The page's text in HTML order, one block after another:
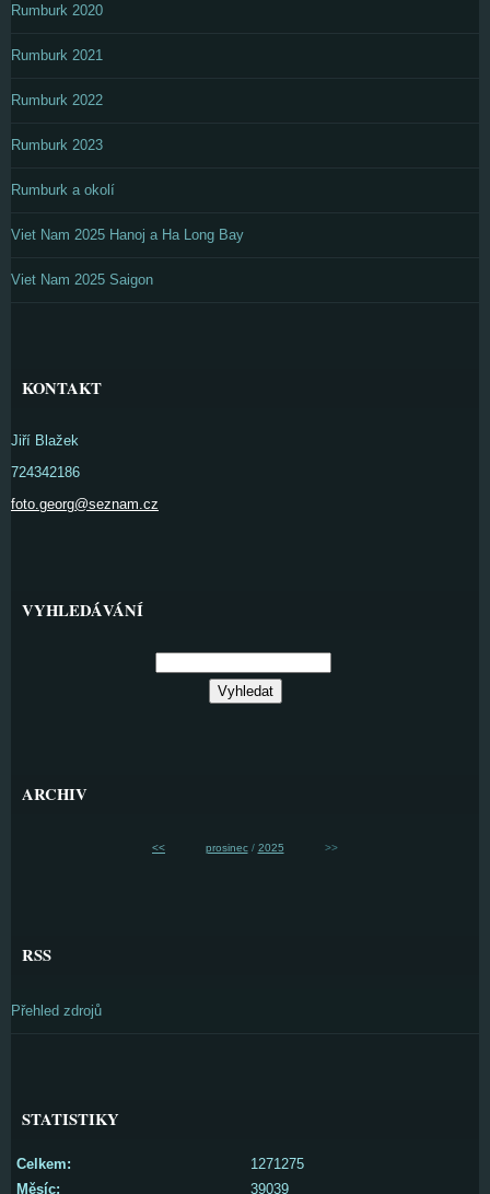
Rumburk 2020
Rumburk 2021
Rumburk 2022
Rumburk 2023
Rumburk a okolí
Viet Nam 2025 Hanoj a Ha Long Bay
Viet Nam 2025 Saigon
KONTAKT
Jiří Blažek
724342186
foto.georg@seznam.cz
VYHLEDÁVÁNÍ
ARCHIV
<< prosinec/ 2025 >>
RSS
Přehled zdrojů
STATISTIKY
Celkem:
1271275
Měsíc:
39039